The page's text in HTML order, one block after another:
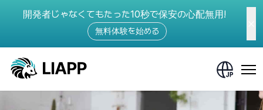
開発者じゃなくてもたった10秒で保安の心配無用!
無料体験を始める